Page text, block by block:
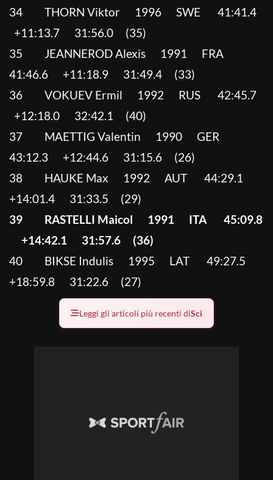
34 THORN Viktor 1996 SWE 41:41.4
+11:13.7 31:56.0 (35)
35 JEANNEROD Alexis 1991 FRA
41:46.6 +11:18.9 31:49.4 (33)
36 VOKUEV Ermil 1992 RUS 42:45.7
+12:18.0 32:42.1 (40)
37 MAETTIG Valentin 1990 GER
43:12.3 +12:44.6 31:15.6 (26)
38 HAUKE Max 1992 AUT 44:29.1
+14:01.4 31:33.5 (29)
39 RASTELLI Maicol 1991 ITA 45:09.8
+14:42.1 31:57.6 (36)
40 BIKSE Indulis 1995 LAT 49:27.5
+18:59.8 31:22.6 (27)
Leggi gli articoli più recenti diSci